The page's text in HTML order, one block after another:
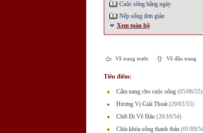
Cuộc sống hằng ngày
Nếp sống đơn giản
Xem toàn bộ
Về trang trước Về đầu trang
Tiêu điểm:
Cẩm nang cho cuộc sống (05/06/55)
Hương Vị Giải Thoát (29/03/55)
Chết Đi Về Đâu (20/10/54)
Chìa khóa sống thanh thản (01/09/